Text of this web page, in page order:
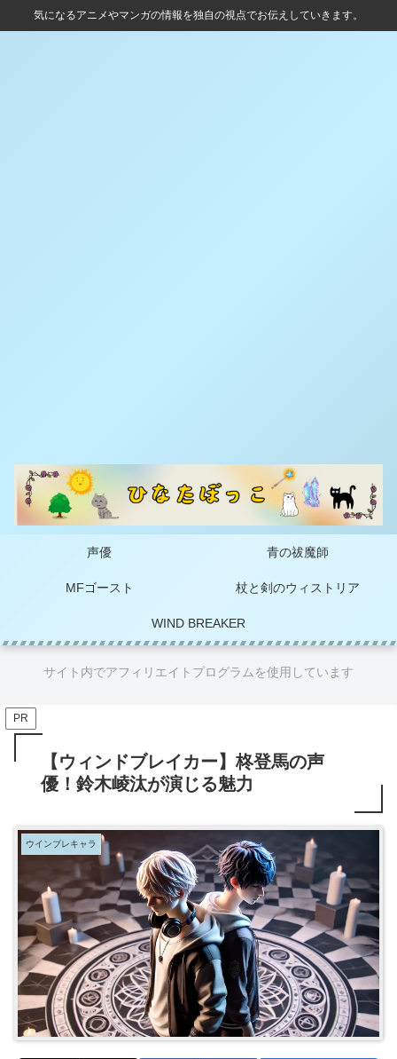
気になるアニメやマンガの情報を独自の視点でお伝えしていきます。
声優 青の祓魔師
MFゴースト 杖と剣のウィストリア
WIND BREAKER
サイト内でアフィリエイトプログラムを使用しています
PR
【ウィンドブレイカー】柊登馬の声
優！鈴木崚汰が演じる魅力
ウインブレキャラ